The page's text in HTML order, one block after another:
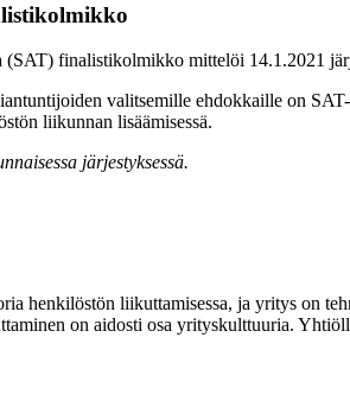
finalistikolmikko mittelöi 14.1.2021
valitsemille ehdokkaille on
liikunnan lisäämisessä.
järjestyksessä.
henkilöstön liikuttamisessa, ja yritys on
on aidosti osa yrityskulttuuria.